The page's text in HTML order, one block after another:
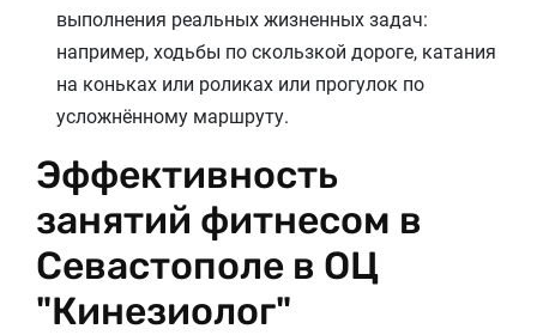
выполнения реальных жизненных задач:
например, ходьбы по скользкой дороге, катания
на коньках или роликах или прогулок по
усложнённому маршруту.
Эффективность
занятий фитнесом в
Севастополе в ОЦ
"Кинезиолог"